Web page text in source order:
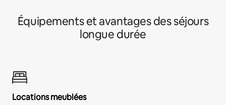
Équipements et avantages des séjours
longue durée
Locations meublées